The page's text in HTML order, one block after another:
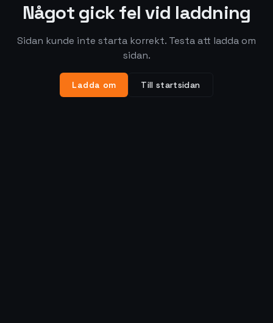
Något gick fel vid laddning
Sidan kunde inte starta korrekt. Testa att ladda om
sidan.
Ladda om Till startsidan